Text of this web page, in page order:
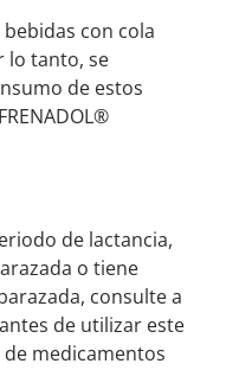
con cola
lo tanto, se
de estos
de lactancia,
o tiene
consulte a
de utilizar este
medicamentos